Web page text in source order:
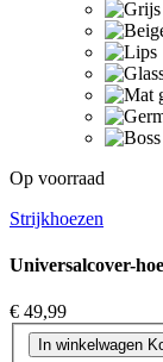
Op voorraad
Strijkhoezen
Universalcover-
€ 49,99
In winkelwagen